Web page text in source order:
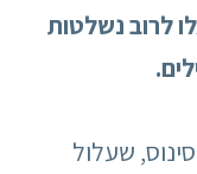
לרוב נשלטות
שעלול